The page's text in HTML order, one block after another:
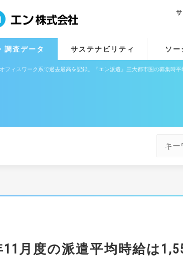
調査データ サステナビリティ ソ
フィスワーク系で過去最高を記録。『エン派遣』三大都市圏の募集時平
11月度の派遣平均時給は